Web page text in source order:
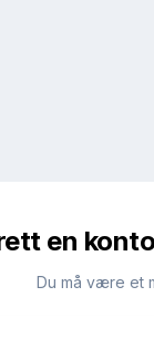
en
Du må være et